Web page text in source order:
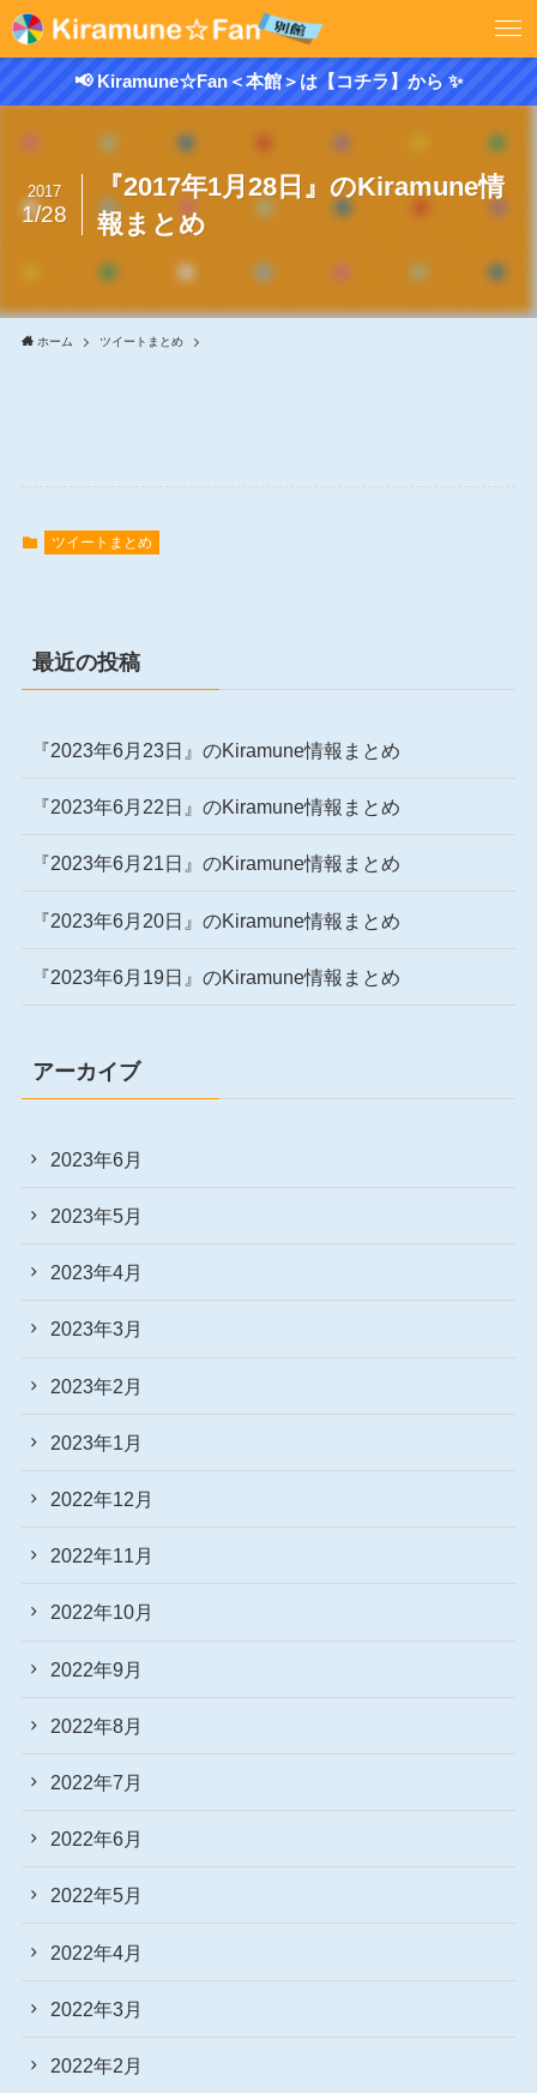
📢 Kiramune☆Fan＜本館＞は【コチラ】から ✨
『2017年1月28日』のKiramune情
報まとめ
2017
1/28
ホーム ツイートまとめ
ツイートまとめ
最近の投稿
『2023年6月23日』のKiramune情報まとめ
『2023年6月22日』のKiramune情報まとめ
『2023年6月21日』のKiramune情報まとめ
『2023年6月20日』のKiramune情報まとめ
『2023年6月19日』のKiramune情報まとめ
アーカイブ
2023年6月
2023年5月
2023年4月
2023年3月
2023年2月
2023年1月
2022年12月
2022年11月
2022年10月
2022年9月
2022年8月
2022年7月
2022年6月
2022年5月
2022年4月
2022年3月
2022年2月